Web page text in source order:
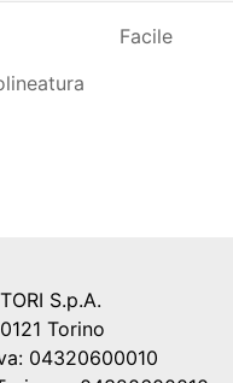
Facile
S.p.A.
Torino
04320600010